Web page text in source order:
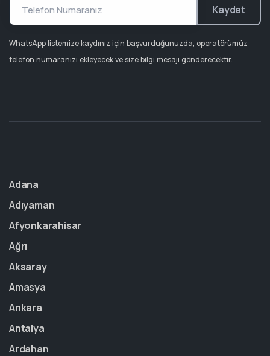
Kaydet
WhatsApp listemize kaydınız için başvurduğunuzda, operatörümüz
telefon numaranızı ekleyecek ve size bilgi mesajı gönderecektir.
Adana
Adıyaman
Afyonkarahisar
Ağrı
Aksaray
Amasya
Ankara
Antalya
Ardahan